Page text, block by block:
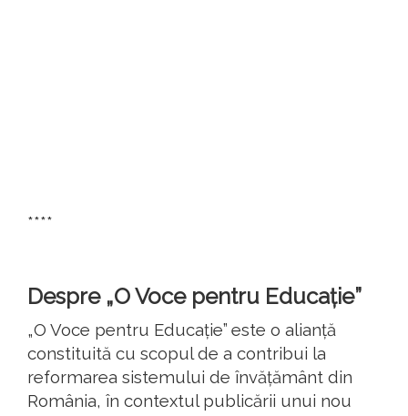
****
Despre „O Voce pentru Educație”
„O Voce pentru Educație” este o alianță
constituită cu scopul de a contribui la
reformarea sistemului de învățământ din
România, în contextul publicării unui nou